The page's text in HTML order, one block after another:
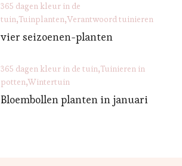
365 dagen kleur in de
tuin Tuinplanten Verantwoord tuinieren
vier seizoenen-planten
365 dagen kleur in de tuin Tuinieren in
potten Wintertuin
Bloembollen planten in januari